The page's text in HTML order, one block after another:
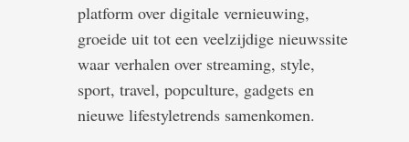
platform over digitale vernieuwing,
groeide uit tot een veelzijdige nieuwssite
waar verhalen over streaming, style,
sport, travel, popculture, gadgets en
nieuwe lifestyle­trends samenkomen.